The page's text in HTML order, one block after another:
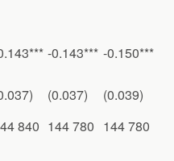
-0.143*** -0.150***
(0.037)
(0.039)
840 144 780 144 780